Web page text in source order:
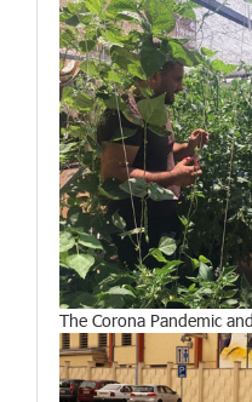
The Corona Pandemic